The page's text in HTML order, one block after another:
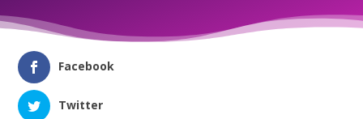
Facebook
Twitter